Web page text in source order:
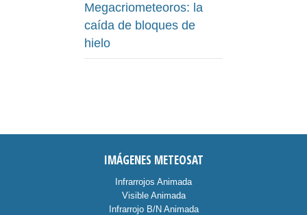
Megacriometeoros: la
caída de bloques de
hielo
IMÁGENES METEOSAT
Infrarrojos Animada
Visible Animada
Infrarrojo B/N Animada